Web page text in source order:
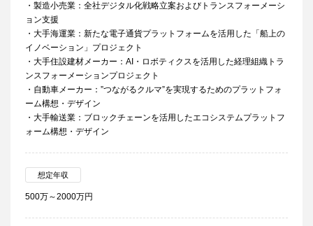
・製造小売業：全社デジタル化戦略立案およびトランスフォーメーシ
ョン支援
・大手海運業：新たな電子通貨プラットフォームを活用した「船上の
イノベーション」プロジェクト
・大手住設建材メーカー：AI・ロボティクスを活用した経理組織トラ
ンスフォーメーションプロジェクト
・自動車メーカー：”つながるクルマ”を実現するためのプラットフォ
ーム構想・デザイン
・大手輸送業：ブロックチェーンを活用したエコシステムプラットフ
ォーム構想・デザイン
想定年収
500万～2000万円